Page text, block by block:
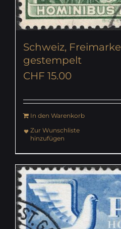
Schweiz,
gestempelt
CHF 15.00
In den Warenkorb
Zur Wunschliste
hinzufügen